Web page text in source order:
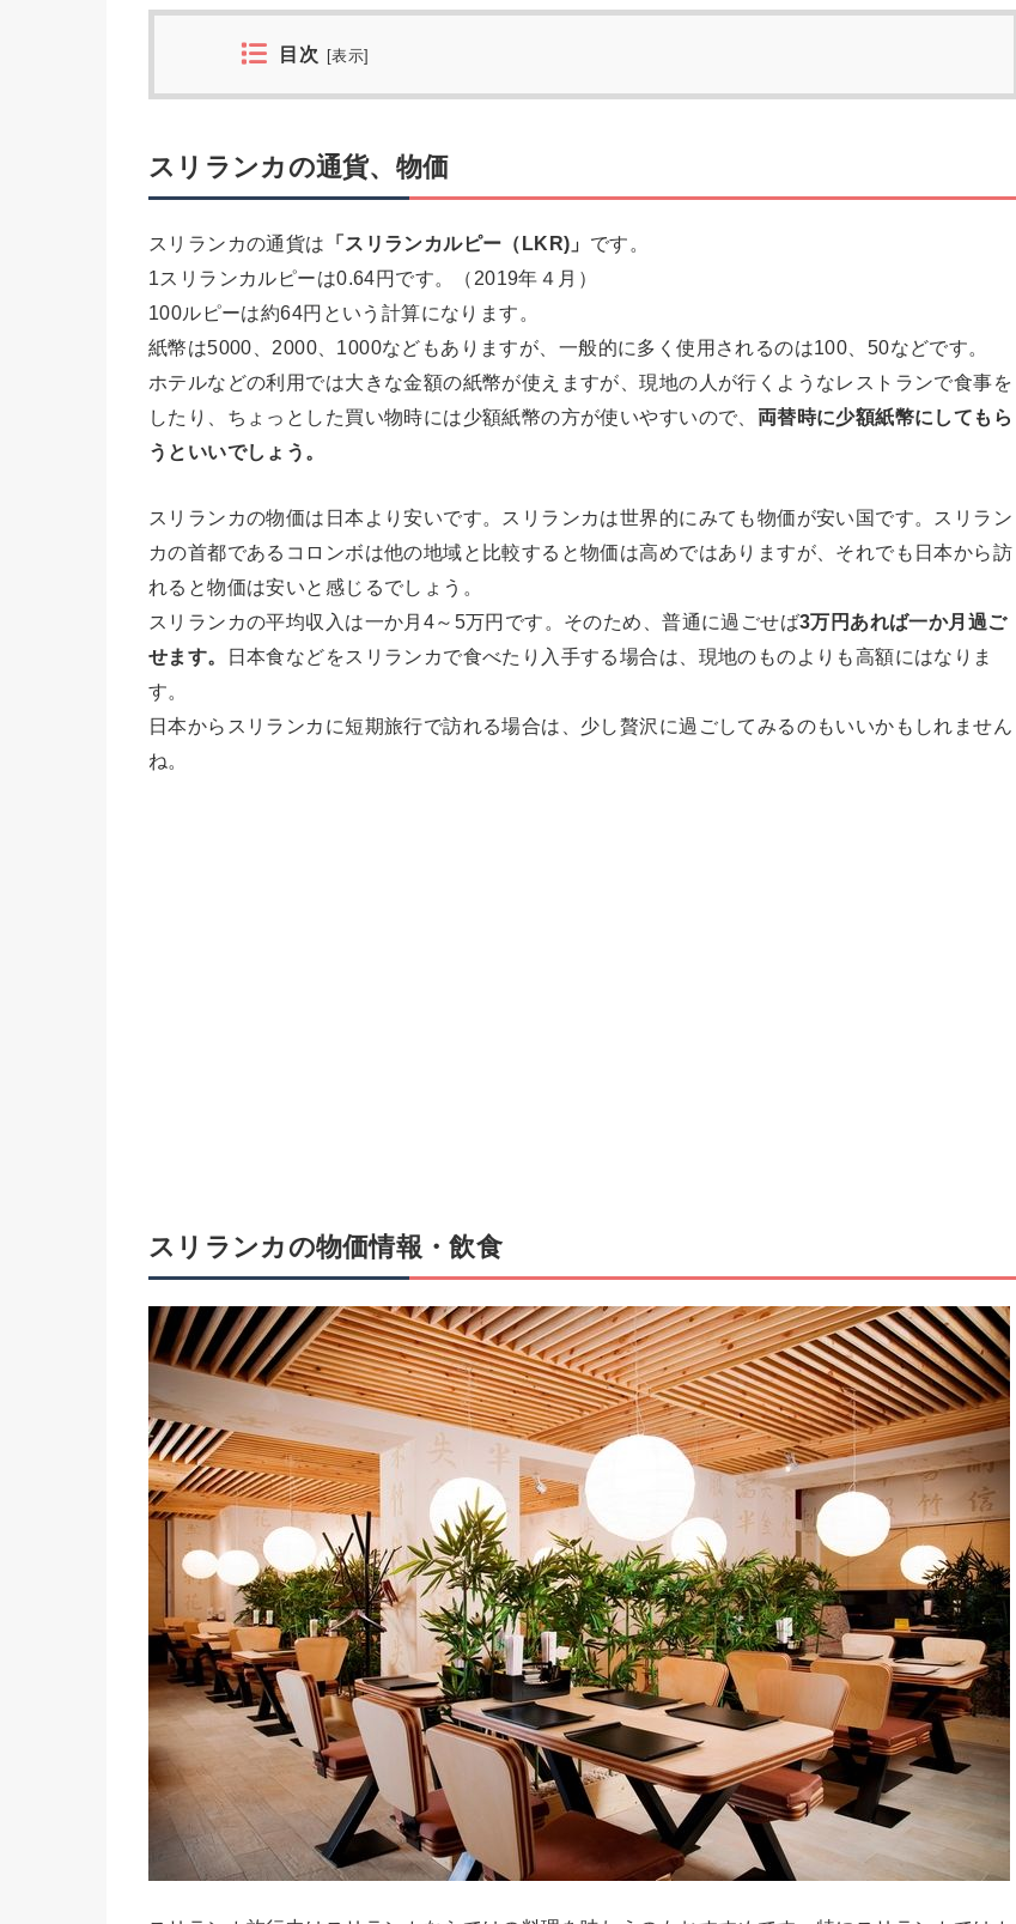
目次 [表示]
スリランカの通貨、物価
スリランカの通貨は 「スリランカルピー（LKR)」 です。
1スリランカルピーは0.64円です。（2019年４月）
100ルピーは約64円という計算になります。
紙幣は5000、2000、1000などもありますが、一般的に多く使用されるのは100、50などです。
ホテルなどの利用では大きな金額の紙幣が使えますが、現地の人が行くようなレストランで食事を
したり、ちょっとした買い物時には少額紙幣の方が使いやすいので、 両替時に少額紙幣にしてもら
うといいでしょう。
スリランカの物価は日本より安いです。スリランカは世界的にみても物価が安い国です。スリラン
カの首都であるコロンボは他の地域と比較すると物価は高めではありますが、それでも日本から訪
れると物価は安いと感じるでしょう。
スリランカの平均収入は一か月4～5万円です。そのため、普通に過ごせば3万円あれば一か月過ご
せます。
日本食などをスリランカで食べたり入手する場合は、現地のものよりも高額にはなりま
す。
日本からスリランカに短期旅行で訪れる場合は、少し贅沢に過ごしてみるのもいいかもしれません
ね。
スリランカの物価情報・飲食